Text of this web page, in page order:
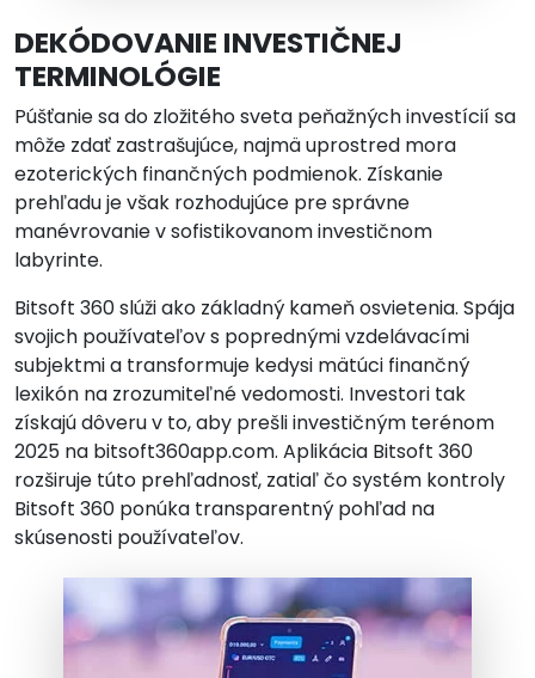
DEKÓDOVANIE INVESTIČNEJ
TERMINOLÓGIE
Púšťanie sa do zložitého sveta peňažných investícií sa
môže zdať zastrašujúce, najmä uprostred mora
ezoterických finančných podmienok. Získanie
prehľadu je však rozhodujúce pre správne
manévrovanie v sofistikovanom investičnom
labyrinte.
Bitsoft 360 slúži ako základný kameň osvietenia. Spája
svojich používateľov s poprednými vzdelávacími
subjektmi a transformuje kedysi mätúci finančný
lexikón na zrozumiteľné vedomosti. Investori tak
získajú dôveru v to, aby prešli investičným terénom
2025 na bitsoft360app.com. Aplikácia Bitsoft 360
rozširuje túto prehľadnosť, zatiaľ čo systém kontroly
Bitsoft 360 ponúka transparentný pohľad na
skúsenosti používateľov.